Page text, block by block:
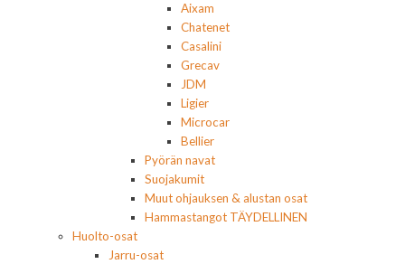
Aixam
Chatenet
Casalini
Grecav
JDM
Ligier
Microcar
Bellier
Pyörän navat
Suojakumit
Muut ohjauksen & alustan osat
Hammastangot TÄYDELLINEN
Huolto-osat
Jarru-osat